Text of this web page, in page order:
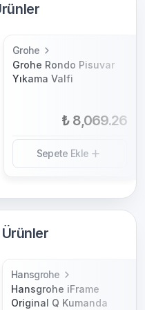
Grohe
Grohe Rondo Pisuvar
Yıkama Valfi
₺ 8,069.26
Sepete Ekle
Hansgrohe
Hansgrohe iFrame
Original Q Kumanda